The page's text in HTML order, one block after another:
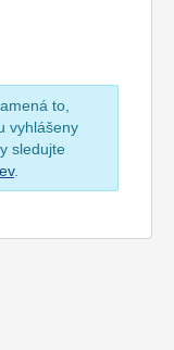
to,
vyhlášeny
sledujte
.